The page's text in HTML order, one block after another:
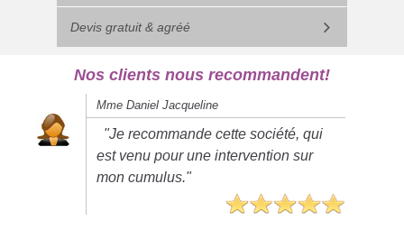
Devis gratuit & agréé
Nos clients nous recommandent!
Mme Daniel Jacqueline
"Je recommande cette société, qui
est venu pour une intervention sur
mon cumulus."